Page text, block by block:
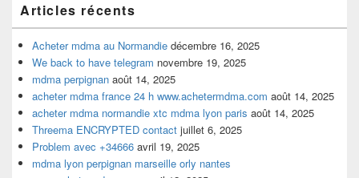
Articles récents
Acheter mdma au Normandie décembre 16, 2025
We back to have telegram novembre 19, 2025
mdma perpignan août 14, 2025
acheter mdma france 24 h www.achetermdma.com août 14, 2025
acheter mdma normandie xtc mdma lyon paris août 14, 2025
Threema ENCRYPTED contact juillet 6, 2025
Problem avec +34666 avril 19, 2025
mdma lyon perpignan marseille orly nantes